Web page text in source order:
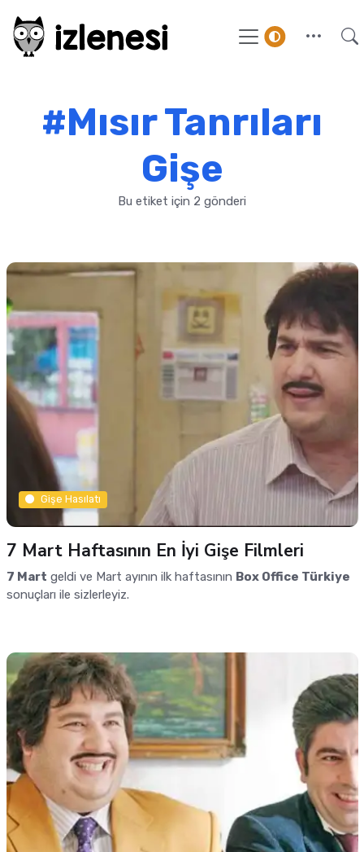
#Mısır Tanrıları
Gişe
Bu etiket için 2 gönderi
Gişe Hasılatı
7 Mart Haftasının En İyi Gişe Filmleri
7 Mart geldi ve Mart ayının ilk haftasının Box Office Türkiye
sonuçları ile sizlerleyiz.